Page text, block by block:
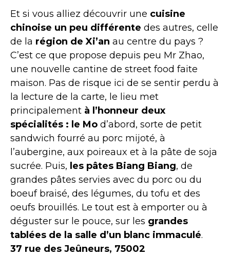
Et si vous alliez découvrir une cuisine
chinoise un peu différente des autres, celle
de la région de Xi’an au centre du pays ?
C’est ce que propose depuis peu Mr Zhao,
une nouvelle cantine de street food faite
maison. Pas de risque ici de se sentir perdu à
la lecture de la carte, le lieu met
principalement à l’honneur deux
spécialités : le Mo d’abord, sorte de petit
sandwich fourré au porc mijoté, à
l’aubergine, aux poireaux et à la pâte de soja
sucrée. Puis, les pâtes Biang Biang, de
grandes pâtes servies avec du porc ou du
boeuf braisé, des légumes, du tofu et des
oeufs brouillés. Le tout est à emporter ou à
déguster sur le pouce, sur les grandes
tablées de la salle d’un blanc immaculé.
37 rue des Jeûneurs, 75002